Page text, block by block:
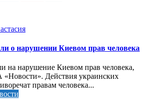
о нарушении Киевом прав человека
на нарушение Киевом прав человека,
Действия украинских
правам человека...